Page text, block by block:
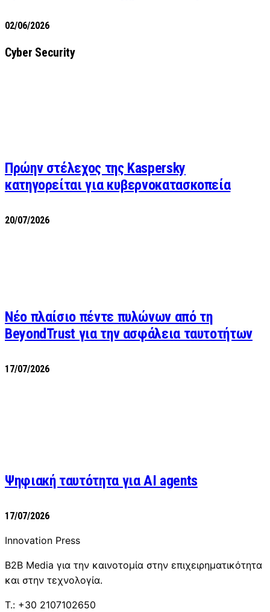
02/06/2026
Cyber Security
Πρώην στέλεχος της Kaspersky
κατηγορείται για κυβερνοκατασκοπεία
20/07/2026
Νέο πλαίσιο πέντε πυλώνων από τη
BeyondTrust για την ασφάλεια ταυτοτήτων
17/07/2026
Ψηφιακή ταυτότητα για AI agents
17/07/2026
Innovation Press
B2B Media για την καινοτομία στην επιχειρηματικότητα
και στην τεχνολογία.
T.: +30 2107102650